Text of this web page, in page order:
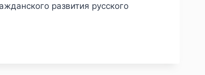
развития русского